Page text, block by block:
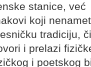
stanice, već
koji
tradiciju,
i prelazi
i poetskog